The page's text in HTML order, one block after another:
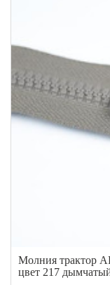
Молния трактор
цвет 217